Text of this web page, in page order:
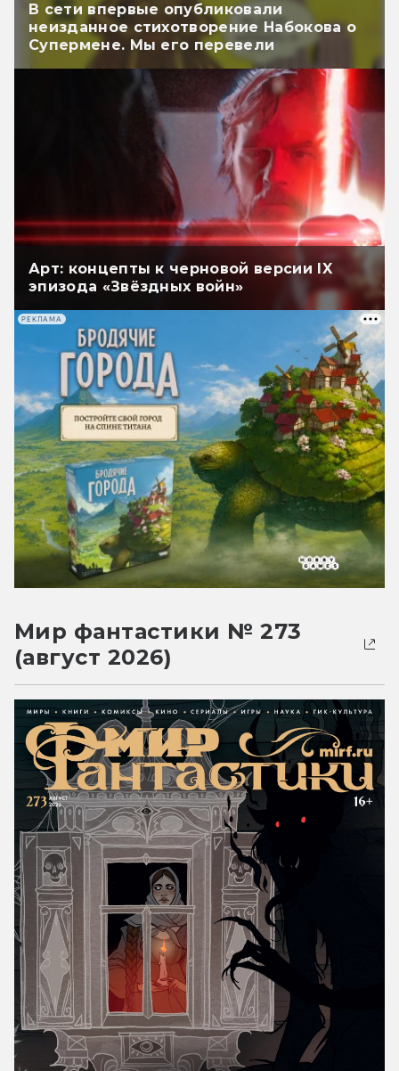
В сети впервые опубликовали
неизданное стихотворение Набокова о
Супермене. Мы его перевели
Арт: концепты к черновой версии IX
эпизода «Звёздных войн»
РЕКЛАМА
Мир фантастики № 273
(август 2026)